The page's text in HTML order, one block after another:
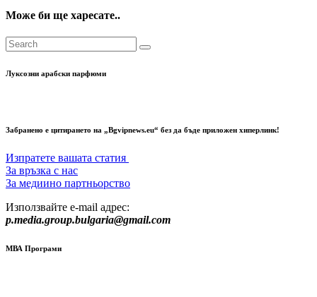
Може би ще харесате..
Луксозни арабски парфюми
Забранено е цитирането на „Bgvipnews.eu“ без да бъде приложен хиперлинк!
Изпратете вашата статия
За връзка с нас
За медиино партньорство
Използвайте e-mail адрес:
p.media.group.bulgaria@gmail.com
МВА Програми